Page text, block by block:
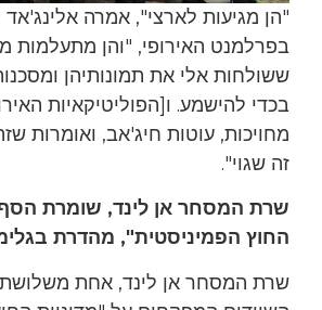
"הן מגיעות לארצי", אמרה אלינג'אד
בפרלמנט האירופי, "והן מתעלמות
ששולחות אלי את תמונותיהן
בכדי להישמע. ו[הפוליטיקאיות
מחויכות, עוטות חיג'אב, ואומרות
זה שגוי".
שרת המסחר אן לינד, שומרת
החוץ הפמיניסטית", מהדרת
שרת המסחר אן לינד, אחת